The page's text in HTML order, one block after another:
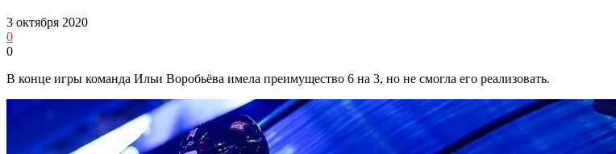
3 октября 2020
0
0
В конце игры команда Ильи Воробьёва имела преимущество 6 на 3, но не смогла его реализовать.